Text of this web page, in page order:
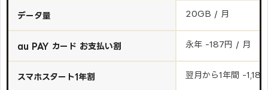
データ量 20GB / 月
au PAY カード お支払い割 永年 -187円 / 月
スマホスタート1年割 翌月から1年間 -